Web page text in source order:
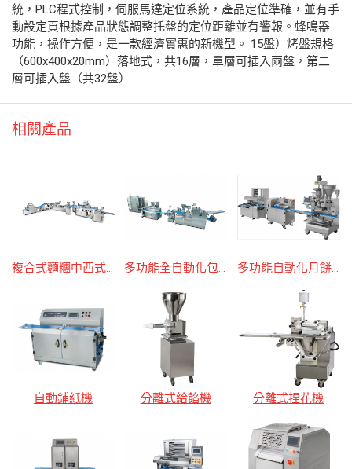
統，PLC程式控制，伺服馬達定位系統，產品定位準確，並有手
動設定頁根據產品狀態調整托盤的定位距離並有警報。蜂鳴器
功能，操作方便，是一款經濟實惠的新機型。 15盤）烤盤規格
（600x400x20mm）落地式，共16層，單層可插入兩盤，第二
層可插入盤（共32盤）
相關產品
複合式麵糰中西式全自動化生產線(包子機饅頭機適用)(搭配蒸箱) 多功能全自動化包子/麵包/酥餅麵糰成型生產線 多功能自動化月餅/麻糬/韓國麵包/鳳梨酥包餡生產線
自動鋪紙機 分離式給餡機 分離式捏花機